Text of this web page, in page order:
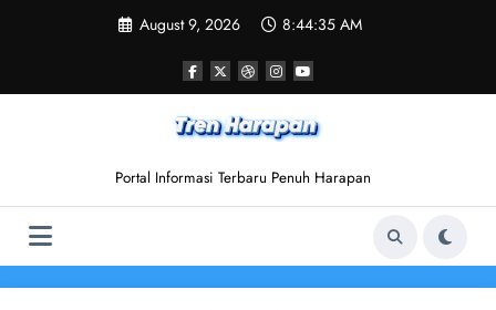
August 9, 2026 8:44:35 AM
Portal Informasi Terbaru Penuh Harapan